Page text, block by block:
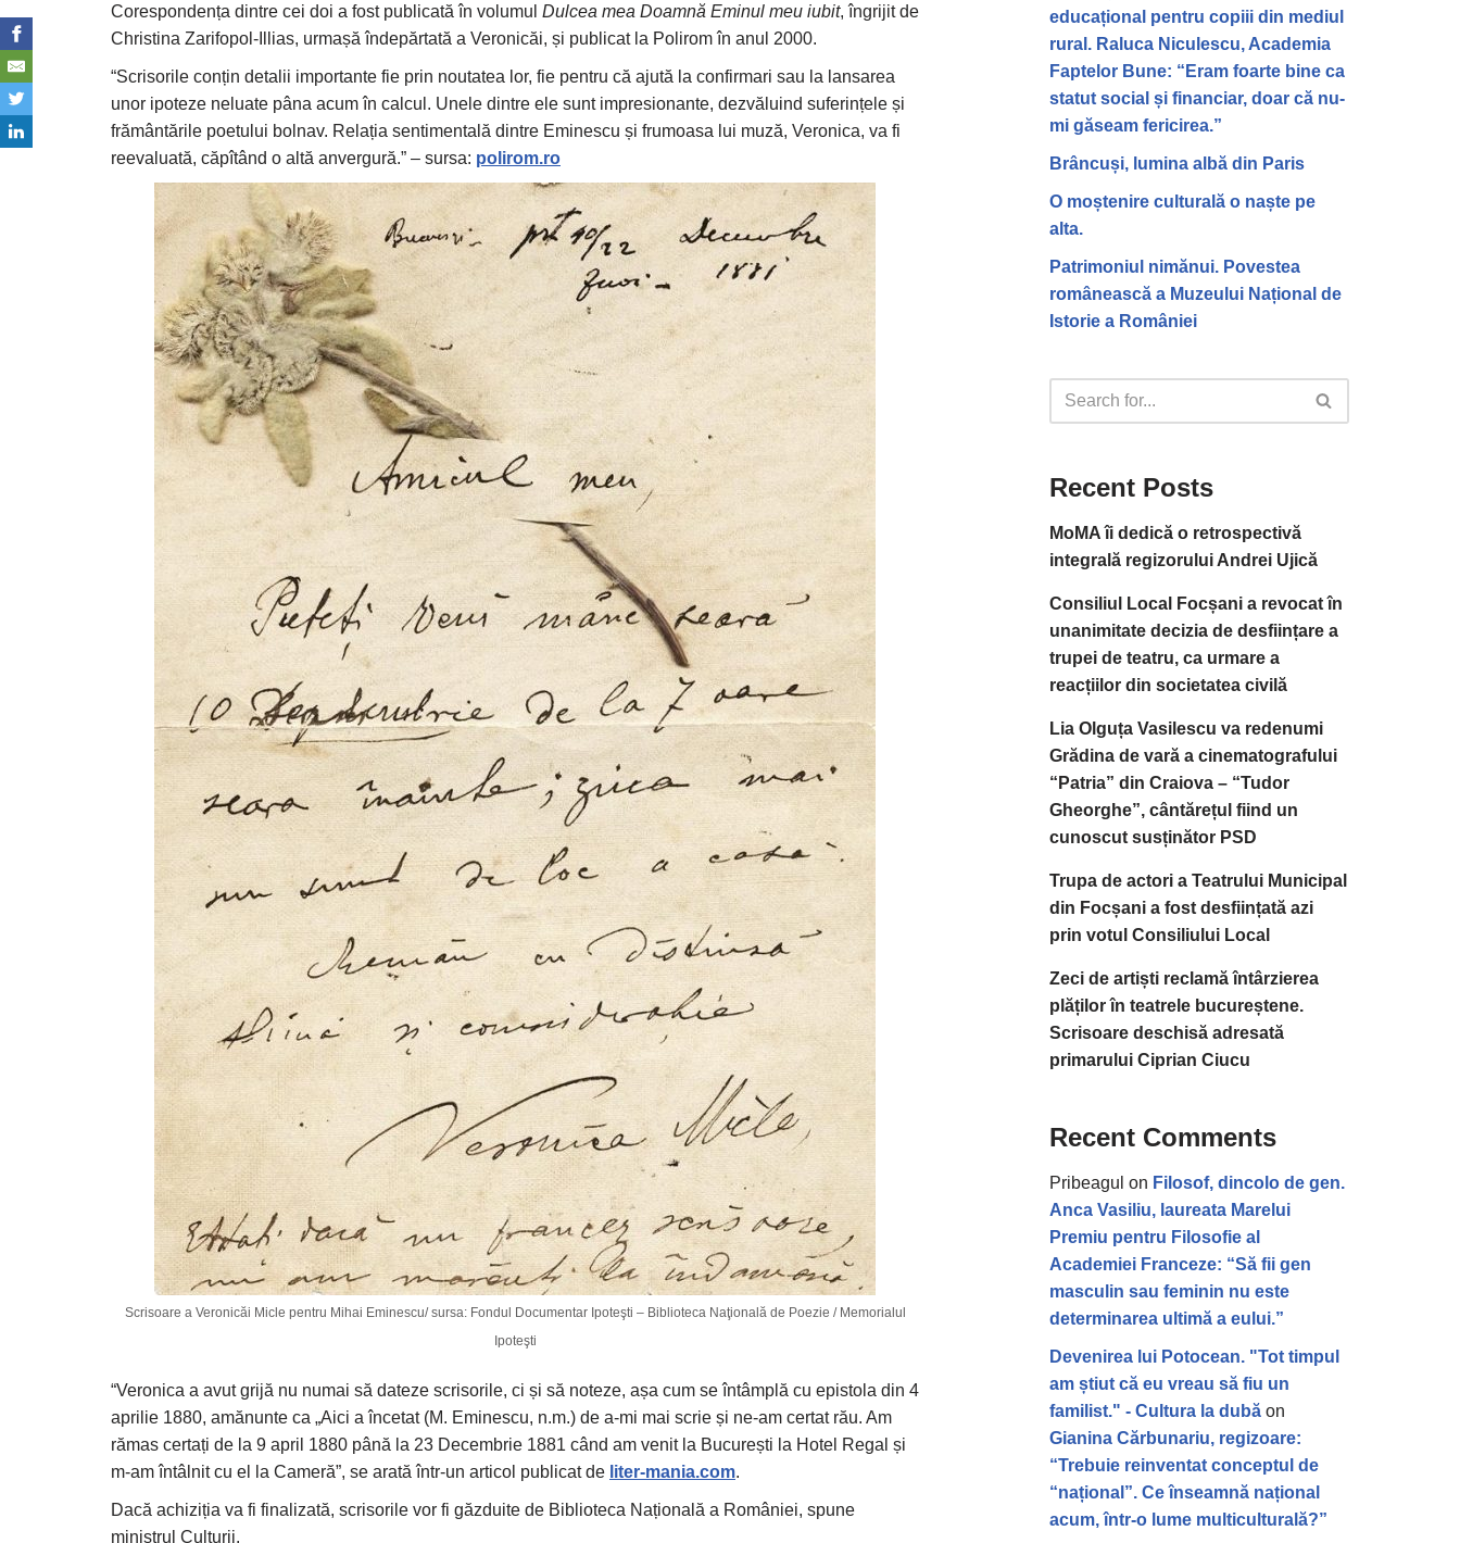
Corespondența dintre cei doi a fost publicată în volumul Dulcea mea Doamnă Eminul meu iubit, îngrijit de
Christina Zarifopol-Illias, urmașă îndepărtată a Veronicăi, și publicat la Polirom în anul 2000.
“Scrisorile conțin detalii importante fie prin noutatea lor, fie pentru că ajută la confirmari sau la lansarea
unor ipoteze neluate pâna acum în calcul. Unele dintre ele sunt impresionante, dezvăluind suferințele și
frământările poetului bolnav. Relația sentimentală dintre Eminescu și frumoasa lui muză, Veronica, va fi
reevaluată, căpîtând o altă anvergură.” – sursa: polirom.ro
Scrisoare a Veronicăi Micle pentru Mihai Eminescu/ sursa: Fondul Documentar Ipoteşti – Biblioteca Naţională de Poezie / Memorialul
Ipoteşti
“Veronica a avut grijă nu numai să dateze scrisorile, ci și să noteze, așa cum se întâmplă cu epistola din 4
aprilie 1880, amănunte ca „Aici a încetat (M. Eminescu, n.m.) de a-mi mai scrie și ne-am certat rău. Am
rămas certați de la 9 april 1880 până la 23 Decembrie 1881 când am venit la București la Hotel Regal și
m-am întâlnit cu el la Cameră”, se arată într-un articol publicat de liter-mania.com.
Dacă achiziția va fi finalizată, scrisorile vor fi găzduite de Biblioteca Națională a României, spune
ministrul Culturii.
educațional pentru copiii din mediul
rural. Raluca Niculescu, Academia
Faptelor Bune: “Eram foarte bine ca
statut social și financiar, doar că nu-
mi găseam fericirea.”
Brâncuși, lumina albă din Paris
O moștenire culturală o naște pe
alta.
Patrimoniul nimănui. Povestea
românească a Muzeului Național de
Istorie a României
Recent Posts
MoMA îi dedică o retrospectivă
integrală regizorului Andrei Ujică
Consiliul Local Focșani a revocat în
unanimitate decizia de desființare a
trupei de teatru, ca urmare a
reacțiilor din societatea civilă
Lia Olguța Vasilescu va redenumi
Grădina de vară a cinematografului
“Patria” din Craiova – “Tudor
Gheorghe”, cântărețul fiind un
cunoscut susținător PSD
Trupa de actori a Teatrului Municipal
din Focșani a fost desființată azi
prin votul Consiliului Local
Zeci de artiști reclamă întârzierea
plăților în teatrele bucureștene.
Scrisoare deschisă adresată
primarului Ciprian Ciucu
Recent Comments
Pribeagul on Filosof, dincolo de gen.
Anca Vasiliu, laureata Marelui
Premiu pentru Filosofie al
Academiei Franceze: “Să fii gen
masculin sau feminin nu este
determinarea ultimă a eului.”
Devenirea lui Potocean. "Tot timpul
am știut că eu vreau să fiu un
familist." - Cultura la dubă on
Gianina Cărbunariu, regizoare:
“Trebuie reinventat conceptul de
“național”. Ce înseamnă național
acum, într-o lume multiculturală?”